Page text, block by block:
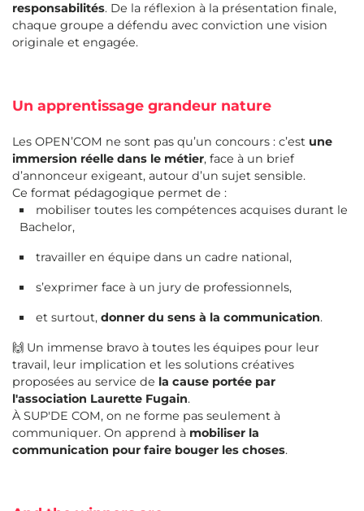
responsabilités. De la réflexion à la présentation finale,
chaque groupe a défendu avec conviction une vision
originale et engagée.
Un apprentissage grandeur nature
Les OPEN’COM ne sont pas qu’un concours : c’est une
immersion réelle dans le métier, face à un brief
d’annonceur exigeant, autour d’un sujet sensible.
Ce format pédagogique permet de :
mobiliser toutes les compétences acquises durant le
Bachelor,
travailler en équipe dans un cadre national,
s’exprimer face à un jury de professionnels,
et surtout,donner du sens à la communication.
🙌 Un immense bravo à toutes les équipes pour leur
travail, leur implication et les solutions créatives
proposées au service de la cause portée par
l'association Laurette Fugain.
À SUP'DE COM, on ne forme pas seulement à
communiquer. On apprend à mobiliser la
communication pour faire bouger les choses.